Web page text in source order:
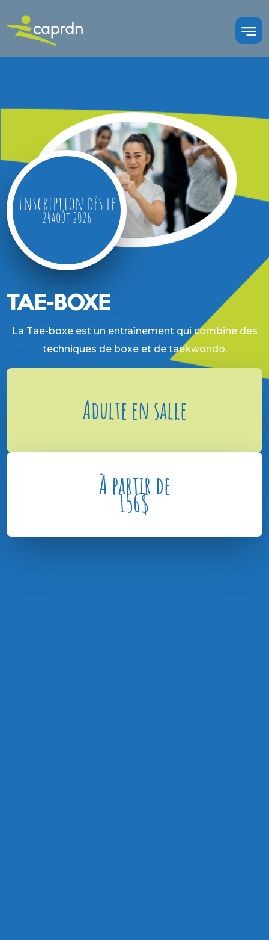
TAE-BOXE
La Tae-boxe est un entraînement qui combine des
techniques de boxe et de taekwondo.
Inscription dès le
24août2026
Adulte en salle
À partir de
156$